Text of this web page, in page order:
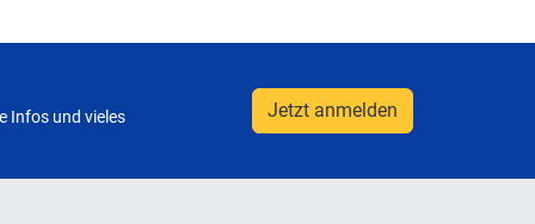
Infos und vieles
Jetzt anmelden